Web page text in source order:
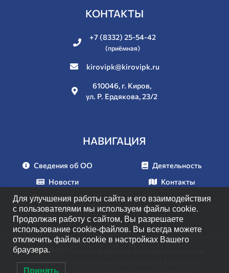
КОНТАКТЫ
+7 (8332) 25-54-42
(приёмная)
kirovipk@kirovipk.ru
610046, г. Киров,
ул. Р. Ердякова, 23/2
НАВИГАЦИЯ
Сведения об ОО
Новости
Документы
Деятельность
Контакты
Мероприятия
© 2026 ИРО Кировской области. Все права защищены.
Условия использования материалов сайта
Для улучшения работы сайта и его взаимодействия
с пользователями мы используем файлы cookie.
Продолжая работу с сайтом, Вы разрешаете
использование cookie-файлов. Вы всегда можете
отключить файлы cookie в настройках Вашего
браузера.
Принять